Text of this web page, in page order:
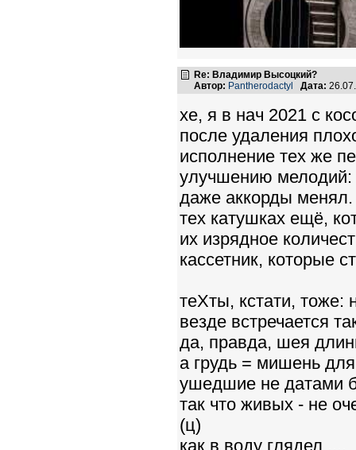
Re: Владимир Высоцкий?
Автор: Pantherodactyl Дата:
хе, я в нач 2021 с
после удаления
исполнение тех же
улучшению мелодий:
даже аккорды
тех катушках ещё,
их изрядное
кассетник, которые
теХты, кстати, тоже:
везде встречается
да, правда, шея
а грудь = мишень
ушедшие не датами
так что живых - не
(ц)
как в воду глядел ....